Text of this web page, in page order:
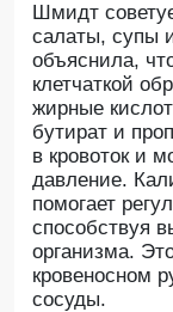
Шмидт
салаты, супы
объяснила,
клетчаткой
жирные
бутират и
в кровоток и
давление.
помогает
способствуя
организма.
кровеносном
сосуды.